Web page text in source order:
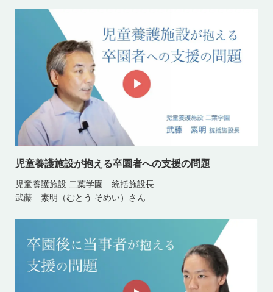
児童養護施設が抱える卒園者への支援の問題
児童養護施設 二葉学園 統括施設長
武藤 素明（むとう そめい）さん